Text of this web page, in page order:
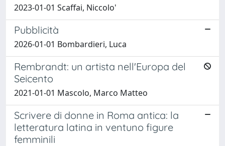
2023-01-01 Scaffai, Niccolo'
Pubblicità
2026-01-01 Bombardieri, Luca
Rembrandt: un artista nell'Europa del
Seicento
2021-01-01 Mascolo, Marco Matteo
Scrivere di donne in Roma antica: la
letteratura latina in ventuno figure
femminili